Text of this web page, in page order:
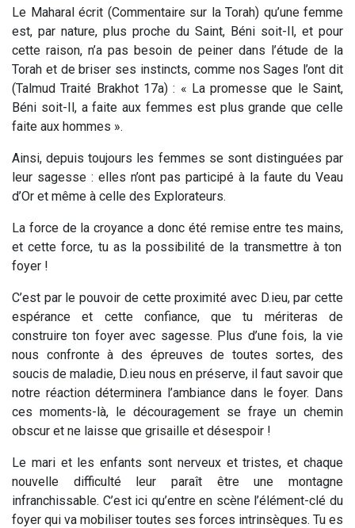
Le Maharal écrit (Commentaire sur la Torah) qu’une femme
est, par nature, plus proche du Saint, Béni soit-Il, et pour
cette raison, n’a pas besoin de peiner dans l’étude de la
Torah et de briser ses instincts, comme nos Sages l’ont dit
(Talmud Traité Brakhot 17a) : « La promesse que le Saint,
Béni soit-Il, a faite aux femmes est plus grande que celle
faite aux hommes ».
Ainsi, depuis toujours les femmes se sont distinguées par
leur sagesse : elles n’ont pas participé à la faute du Veau
d’Or et même à celle des Explorateurs.
La force de la croyance a donc été remise entre tes mains,
et cette force, tu as la possibilité de la transmettre à ton
foyer !
C’est par le pouvoir de cette proximité avec D.ieu, par cette
espérance et cette confiance, que tu mériteras de
construire ton foyer avec sagesse. Plus d’une fois, la vie
nous confronte à des épreuves de toutes sortes, des
soucis de maladie, D.ieu nous en préserve, il faut savoir que
notre réaction déterminera l’ambiance dans le foyer. Dans
ces moments-là, le découragement se fraye un chemin
obscur et ne laisse que grisaille et désespoir !
Le mari et les enfants sont nerveux et tristes, et chaque
nouvelle difficulté leur paraît être une montagne
infranchissable. C’est ici qu’entre en scène l’élément-clé du
foyer qui va mobiliser toutes ses forces intrinsèques. Tu es